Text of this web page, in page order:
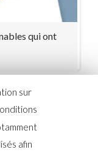
qui ont
Next
sur
afin